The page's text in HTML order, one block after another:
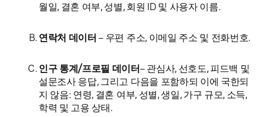
월일, 결혼 여부, 성별, 회원 ID 및 사용자 이름.
연락처 데이터 – 우편 주소, 이메일 주소 및 전화번호.
인구 통계/프로필 데이터– 관심사, 선호도, 피드백 및
설문조사 응답, 그리고 다음을 포함하되 이에 국한되
지 않음: 연령, 결혼 여부, 성별, 생일, 가구 규모, 소득,
학력 및 고용 상태.